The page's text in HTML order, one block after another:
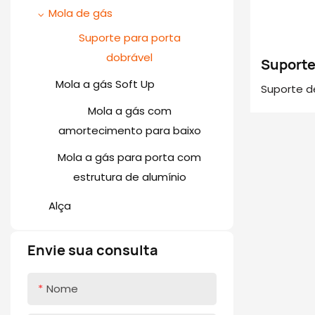
especial
Dobradiça de fechamento
suave 3D
Dobradiça de porta de
alumínio
quadrada)
Gaveteiro Slim com
Gavetas (Abertura por
Pressão e Fechamento
Corrediças de gaveta de
montagem inferior com
abertura por pressão
Corrediça de gaveta
amortecimento e abertura
sincronizada por pressão
Slides de gaveta normais
Slides de gaveta com
fechamento suave
Empurre para abrir os slides
da gaveta
Mola de gás
Suporte para porta
dobrável
Mola a gás Soft Up
Mola a gás com
amortecimento para baixo
Mola a gás para porta com
estrutura de alumínio
Alça
Envie sua consulta
Nome
Suporte